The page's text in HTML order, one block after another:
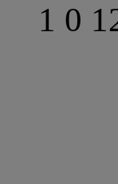
1 0